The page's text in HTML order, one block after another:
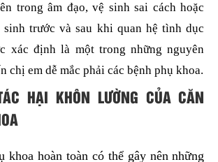
trong âm đạo, vệ sinh sai cách hoặc
sinh trước và sau khi quan hệ tình dục
xác định là một trong những nguyên
chị em dễ mắc phải các bệnh phụ khoa.
HẠI KHÔN LƯỜNG CỦA CĂN
khoa hoàn toàn có thể gây nên những